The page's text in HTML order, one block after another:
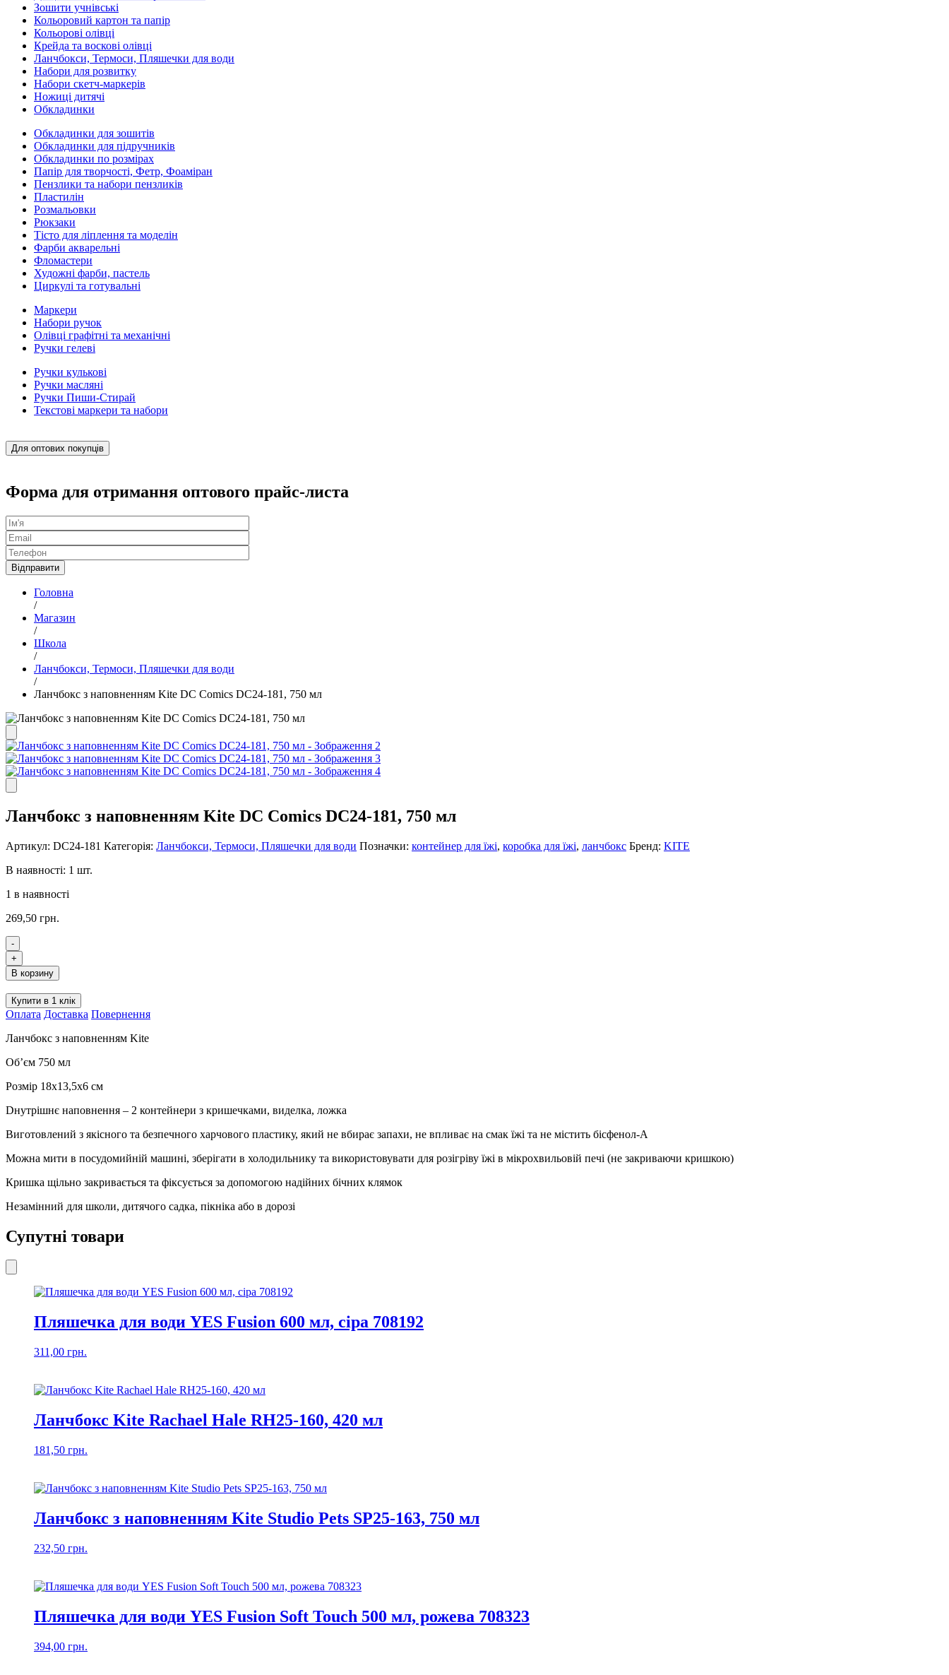
Зошити учнівські
Кольоровий картон та папір
Кольорові олівці
Крейда та воскові олівці
Ланчбокси, Термоси, Пляшечки для води
Набори для розвитку
Набори скетч-маркерів
Ножиці дитячі
Обкладинки
Обкладинки для зошитів
Обкладинки для підручників
Обкладинки по розмірах
Папір для творчості, Фетр, Фоаміран
Пензлики та набори пензликів
Пластилін
Розмальовки
Рюкзаки
Тісто для ліплення та моделін
Фарби акварельні
Фломастери
Художні фарби, пастель
Циркулі та готувальні
Маркери
Набори ручок
Олівці графітні та механічні
Ручки гелеві
Ручки кулькові
Ручки масляні
Ручки Пиши-Стирай
Текстові маркери та набори
Для оптових покупців
Форма для отримання оптового прайс-листа
Головна
/
Магазин
/
Школа
/
Ланчбокси, Термоси, Пляшечки для води
/
Ланчбокс з наповненням Kite DC Comics DC24-181, 750 мл
Ланчбокс з наповненням Kite DC Comics DC24-181, 750 мл
Артикул: DC24-181 Категорія: Ланчбокси, Термоси, Пляшечки для води Позначки: контейнер для їжі, коробка для їжі, ланчбокс Бренд: KITE
В наявності: 1 шт.
1 в наявності
269,50 грн.
-
Ланчбокс
з
наповненням
Kite
DC
Comics
DC24-
181,
750
кількість
+
В корзину
Купити в 1 клік
Оплата Доставка Повернення
Ланчбокс з наповненням Kite
Об’єм 750 мл
Розмір 18х13,5х6 см
Dнутрішнє наповнення – 2 контейнери з кришечками, виделка, ложка
Виготовлений з якісного та безпечного харчового пластику, який не вбирає запахи, не впливає на смак їжі та не містить бісфенол-А
Можна мити в посудомийній машині, зберігати в холодильнику та використовувати для розігріву їжі в мікрохвильовій печі (не закриваючи кришкою)
Кришка щільно закривається та фіксується за допомогою надійних бічних клямок
Незамінний для школи, дитячого садка, пікніка або в дорозі
Супутні товари
Пляшечка для води YES Fusion 600 мл, сіра 708192
311,00 грн.
Ланчбокс Kite Rachael Hale RH25-160, 420 мл
181,50 грн.
Ланчбокс з наповненням Kite Studio Pets SP25-163, 750 мл
232,50 грн.
Пляшечка для води YES Fusion Soft Touch 500 мл, рожева 708323
394,00 грн.